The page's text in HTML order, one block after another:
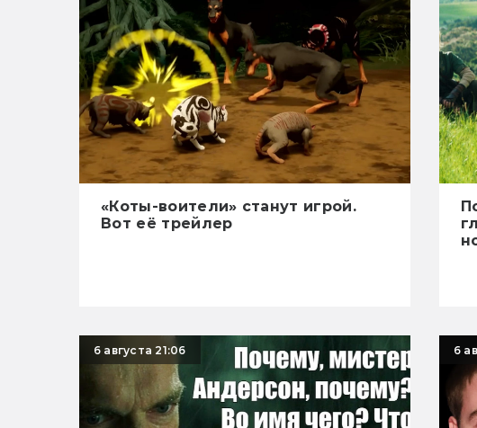
«Коты-воители» станут игрой.
Вот её трейлер
6 августа 21:06 6